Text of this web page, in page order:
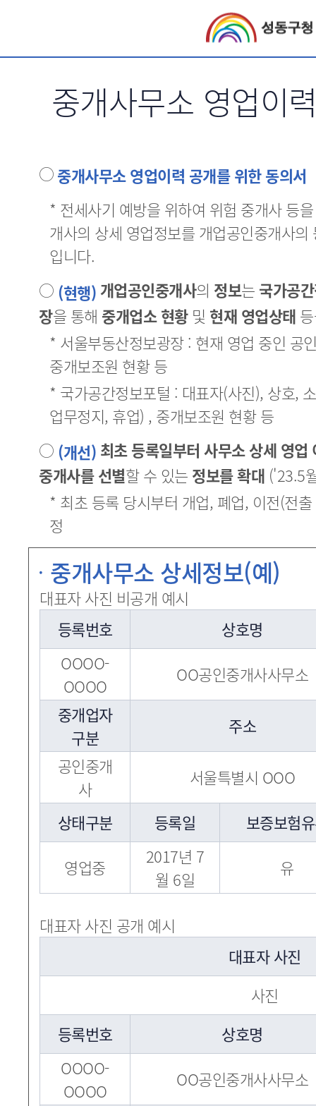
중개사무소 영업이
○중개사무소 영업이력 공개를 위한 동의서
* 전세사기 예방을 위하여 위험 중개사 등
개사의 상세 영업정보를 개업공인중개사
입니다.
○ (현행) 개업공인중개사의 정보는 국가공
장을 통해 중개업소 현황및 현재 영업상태
* 서울부동산정보광장 : 현재 영업 중인 공
중개보조원 현황 등
* 국가공간정보포털 : 대표자(사진), 상호,
업무정지, 휴업) , 중개보조원 현황 등
○ (개선) 최초 등록일부터 사무소 상세 영업
중개사를 선별할 수 있는 정보를 확대 ('23.5
* 최초 등록 당시부터 개업, 폐업, 이전(전
정
중개사무소 상세정보(예)
대표자 사진 비공개 예시
등록번호
상호명
OOOO-
OOOO
OO공인중개사사무소
중개업자
구분
주소
공인중개
사
서울특별시 OOO
상태구분
등록일
보증보험
영업중
2017년 7
월 6일
유
대표자 사진 공개 예시
대표자 사진
사진
등록번호
상호명
OOOO-
OOOO
OO공인중개사사무소